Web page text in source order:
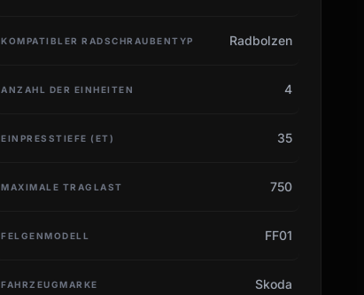
KOMPATIBLER RADSCHRAUBENTYP Radbolzen
ANZAHL DER EINHEITEN 4
EINPRESSTIEFE (ET) 35
MAXIMALE TRAGLAST 750
FELGENMODELL FF01
FAHRZEUGMARKE Skoda